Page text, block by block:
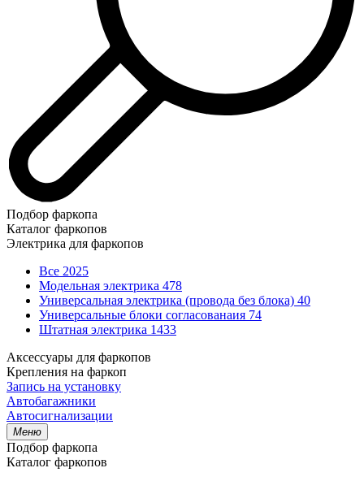
Подбор фаркопа
Каталог фаркопов
Электрика для фаркопов
Все 2025
Модельная электрика 478
Универсальная электрика (провода без блока) 40
Универсальные блоки согласованаия 74
Штатная электрика 1433
Аксессуары для фаркопов
Крепления на фаркоп
Запись на установку
Автобагажники
Автосигнализации
Меню
Подбор фаркопа
Каталог фаркопов